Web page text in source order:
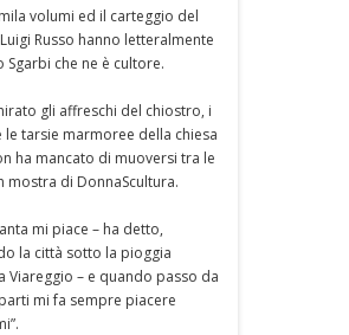
volumi ed il carteggio del
Russo hanno letteralmente
Sgarbi che ne è cultore.
gli affreschi del chiostro, i
le tarsie marmoree della chiesa
ha mancato di muoversi tra le
mostra di DonnaScultura.
mi piace – ha detto,
la città sotto la pioggia
Viareggio – e quando passo da
mi fa sempre piacere